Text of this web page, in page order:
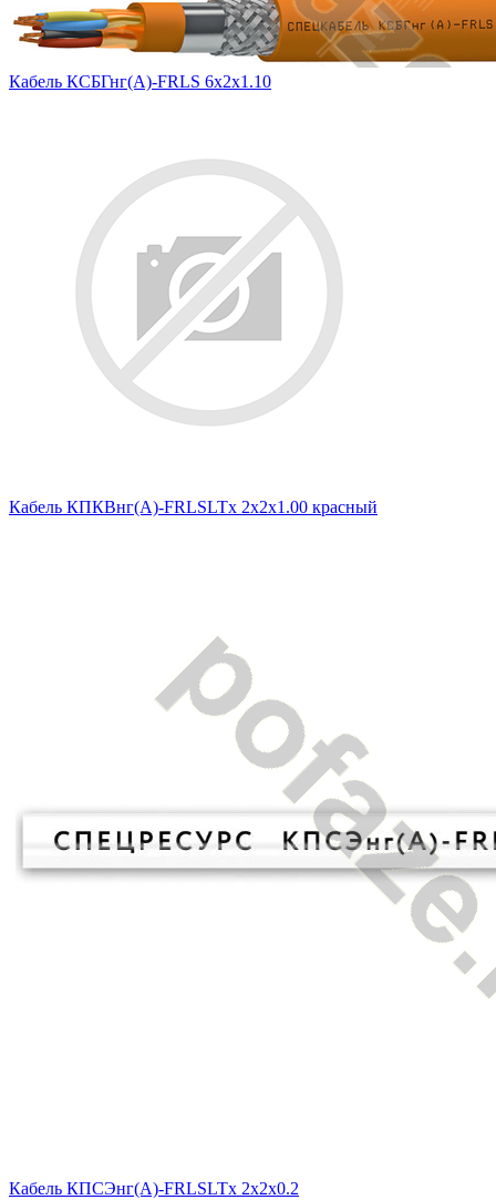
Кабель КСБГнг(А)-FRLS 6х2х1.10
Кабель КПКВнг(А)-FRLSLTx 2х2х1.00 красный
Кабель КПСЭнг(А)-FRLSLTx 2x2x0.2